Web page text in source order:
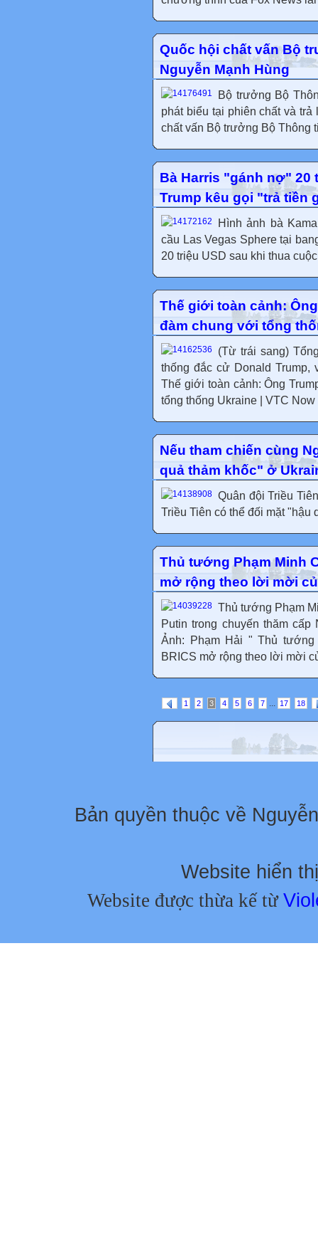
Quốc hội chất vấn Bộ
Nguyễn Mạnh Hùng
Bộ trưởng Bộ
phát biểu tại phiên chất và
chất vấn Bộ trưởng Bộ Thông
Bà Harris "gánh nợ" 20
Trump kêu gọi "trả tiền
Hình ảnh bà
cầu Las Vegas Sphere tại
20 triệu USD sau khi thua
Thế giới toàn cảnh:
đàm chung với tổng
(Từ trái sang)
thống đắc cử Donald Trump,
Thế giới toàn cảnh: Ông
tổng thống Ukraine | VTC Now
Nếu tham chiến cùng
quả thảm khốc" ở
Quân đội Triều
Triều Tiên có thể đối mặt "hậu
Thủ tướng Phạm Minh
mở rộng theo lời mời
Thủ tướng Phạm
Putin trong chuyến thăm
Ảnh: Phạm Hải " Thủ
BRICS mở rộng theo lời mời
1 2 3 4 5 6 7 ... 17 18
Bản quyền thuộc về
Website hiển
Website được thừa kế từ